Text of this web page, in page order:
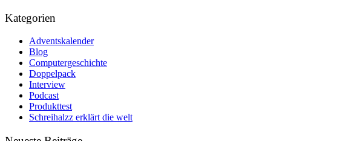
Kategorien
Adventskalender
Blog
Computergeschichte
Doppelpack
Interview
Podcast
Produkttest
Schreihalzz erklärt die welt